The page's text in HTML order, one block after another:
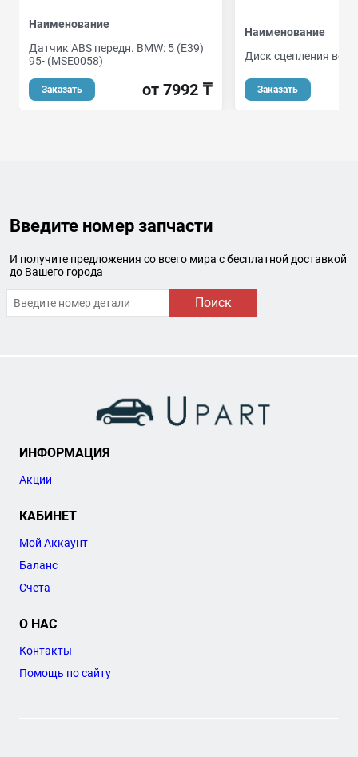
Наименование
Датчик ABS передн. BMW: 5 (E39)
95- (MSE0058)
Заказать от 7992 ₸
Наименование
Диск сцепления
Заказать
Введите номер запчасти
И получите предложения со всего мира с бесплатной доставкой
до Вашего города
Поиск
ИНФОРМАЦИЯ
Акции
КАБИНЕТ
Мой Аккаунт
Баланс
Счета
О НАС
Контакты
Помощь по сайту